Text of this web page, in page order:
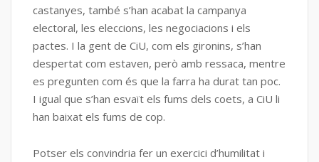
castanyes, també s’han acabat la campanya
electoral, les eleccions, les negociacions i els
pactes. I la gent de CiU, com els gironins, s’han
despertat com estaven, però amb ressaca, mentre
es pregunten com és que la farra ha durat tan poc.
I igual que s’han esvaït els fums dels coets, a CiU li
han baixat els fums de cop.
Potser els convindria fer un exercici d’humilitat i